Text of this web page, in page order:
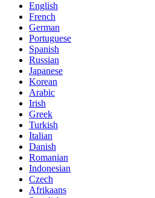
English
French
German
Portuguese
Spanish
Russian
Japanese
Korean
Arabic
Irish
Greek
Turkish
Italian
Danish
Romanian
Indonesian
Czech
Afrikaans